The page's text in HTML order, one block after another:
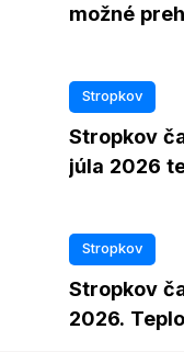
možné
Stropkov
Stropkov
júla 2026
Stropkov
Stropkov
2026.